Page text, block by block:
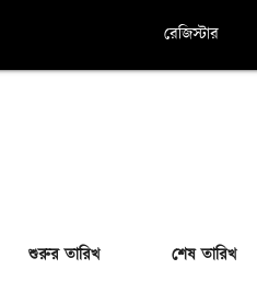
রেজিস্টার
শুরুর তারিখ শেষ তারিখ